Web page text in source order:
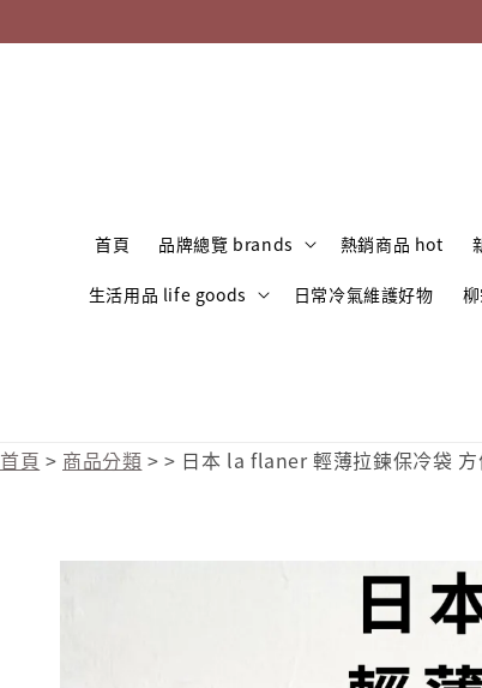
首頁 品牌總覽 brands 熱銷商品 hot
生活用品 life goods 日常冷氣維護好物
首頁 > 商品分類 >> 日本 la flaner 輕薄拉鍊保冷袋